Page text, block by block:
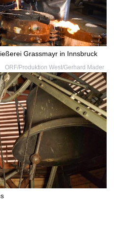
Grassmayr in Innsbruck
ORF/Produktion West/Gerhard Mader